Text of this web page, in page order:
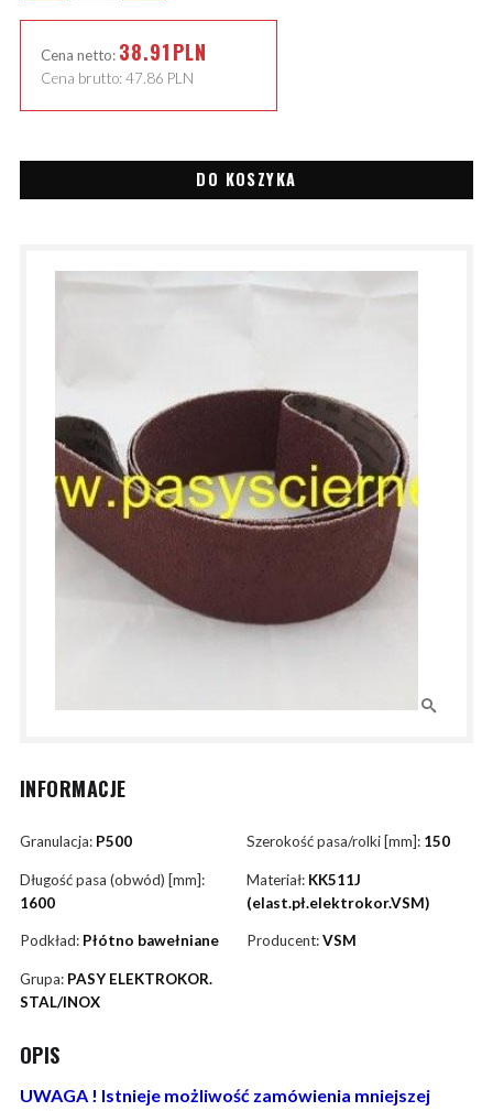
Cena netto: 38.91PLN
Cena brutto: 47.86 PLN
DO KOSZYKA
INFORMACJE
Granulacja: P500 Szerokość pasa/rolki [mm]: 150
Długość pasa (obwód) [mm]:
1600
Materiał: KK511J
(elast.pł.elektrokor.VSM)
Podkład: Płótno bawełniane Producent:VSM
Grupa: PASY ELEKTROKOR.
STAL/INOX
OPIS
UWAGA ! Istnieje możliwość zamówienia mniejszej